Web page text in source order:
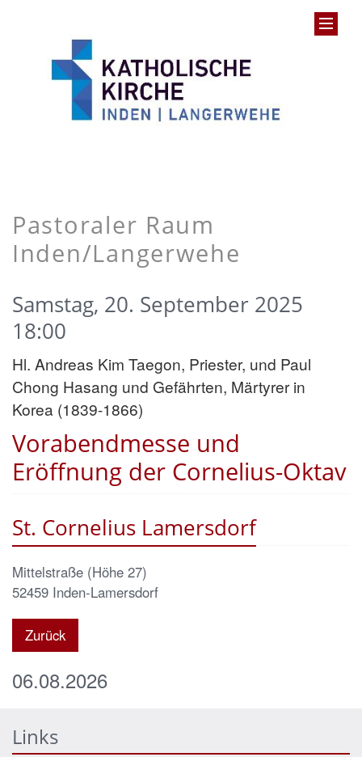
Pastoraler Raum
Inden/Langerwehe
Vorabendmesse und
Eröffnung der Cornelius-Oktav
Samstag, 20. September 2025
18:00
Hl. Andreas Kim Taegon, Priester, und Paul
Chong Hasang und Gefährten, Märtyrer in
Korea (1839-1866)
St. Cornelius Lamersdorf
Mittelstraße (Höhe 27)
52459 Inden-Lamersdorf
Zurück
06.08.2026
Links